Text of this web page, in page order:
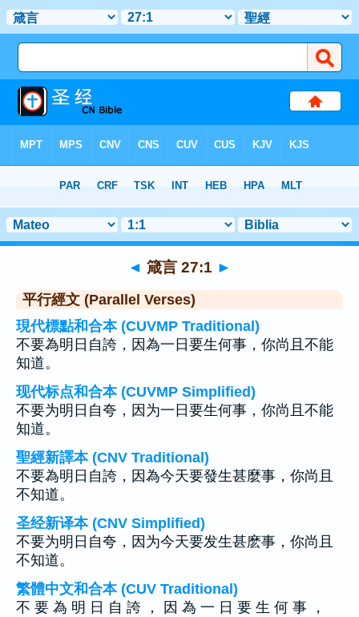
> 聖經金句 1
◄ 箴言 27:1 ►
平行經文 (Parallel Verses)
現代標點和合本 (CUVMP Traditional)
不要為明日自誇，因為一日要生何事，你尚且不能
知道。
现代标点和合本 (CUVMP Simplified)
不要为明日自夸，因为一日要生何事，你尚且不能
知道。
聖經新譯本 (CNV Traditional)
不要為明日自誇，因為今天要發生甚麼事，你尚且
不知道。
圣经新译本 (CNV Simplified)
不要为明日自夸，因为今天要发生甚麽事，你尚且
不知道。
繁體中文和合本 (CUV Traditional)
不 要 為 明 日 自 誇 ， 因 為 一 日 要 生 何 事 ，